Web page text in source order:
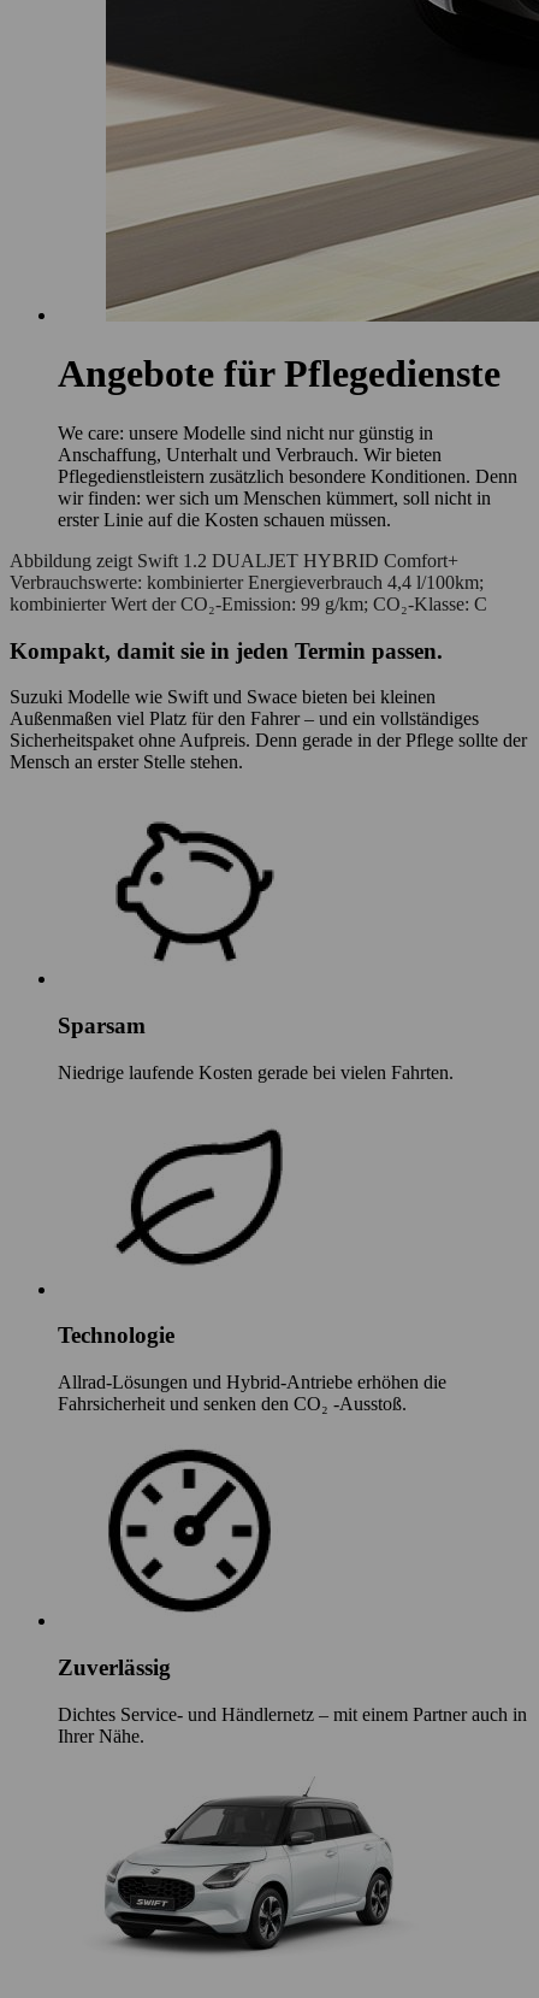
Angebote für Pflegedienste
We care: unsere Modelle sind nicht nur günstig in
Anschaffung, Unterhalt und Verbrauch. Wir bieten
Pflegedienstleistern zusätzlich besondere Konditionen. Denn
wir finden: wer sich um Menschen kümmert, soll nicht in
erster Linie auf die Kosten schauen müssen.
Abbildung zeigt Swift 1.2 DUALJET HYBRID Comfort+
Verbrauchswerte: kombinierter Energieverbrauch 4,4 l/100km;
kombinierter Wert der CO₂-Emission: 99 g/km; CO₂-Klasse: C
Kompakt, damit sie in jeden Termin passen.
Suzuki Modelle wie Swift und Swace bieten bei kleinen
Außenmaßen viel Platz für den Fahrer – und ein vollständiges
Sicherheitspaket ohne Aufpreis. Denn gerade in der Pflege sollte der
Mensch an erster Stelle stehen.
Sparsam
Niedrige laufende Kosten gerade bei vielen Fahrten.
Technologie
Allrad-Lösungen und Hybrid-Antriebe erhöhen die
Fahrsicherheit und senken den CO₂ -Ausstoß.
Zuverlässig
Dichtes Service- und Händlernetz – mit einem Partner auch in
Ihrer Nähe.